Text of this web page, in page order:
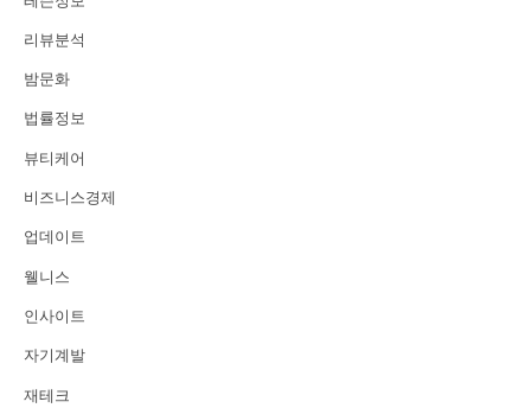
리뷰분석
밤문화
법률정보
뷰티케어
비즈니스경제
업데이트
웰니스
인사이트
자기계발
재테크